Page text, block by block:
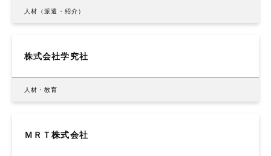
人材（派遣・紹介）
株式会社学究社
人材・教育
ＭＲＴ株式会社